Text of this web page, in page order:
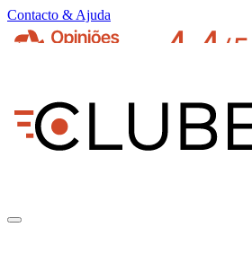
Contacto & Ajuda